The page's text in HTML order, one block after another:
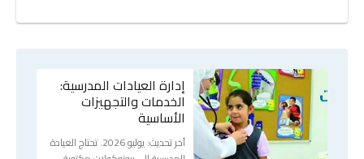
إدارة العيادات المدرسية:
الخدمات والتجهيزات
الأساسية
آخر تحديث: يوليو 2026. تحتاج العيادة